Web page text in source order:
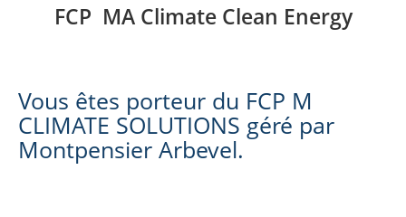
FCP MA Climate Clean Energy
Vous êtes porteur du FCP M
CLIMATE SOLUTIONS géré par
Montpensier Arbevel.